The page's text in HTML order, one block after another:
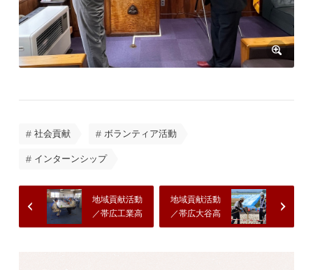
社会貢献 ボランティア活動
インターンシップ
地域貢献活動
／帯広大谷高
校のインター
地域貢献活動
／帯広工業高
校のインター